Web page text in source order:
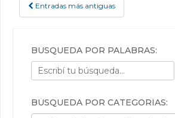
POSTS NAVIGATION
Entradas más antiguas
BÚSQUEDA POR PALABRAS:
BÚSQUEDA POR CATEGORÍAS: